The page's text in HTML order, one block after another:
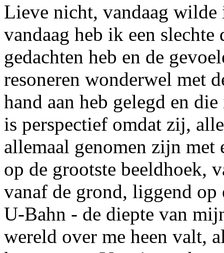
Lieve nicht, vandaag
vandaag heb ik een
gedachten heb en de
resoneren wonderwel met
hand aan heb gelegd en
is perspectief omdat zij,
allemaal genomen zijn
op de grootste beeldhoek,
vanaf de grond, liggend op
U-Bahn - de diepte van
wereld over me heen valt,